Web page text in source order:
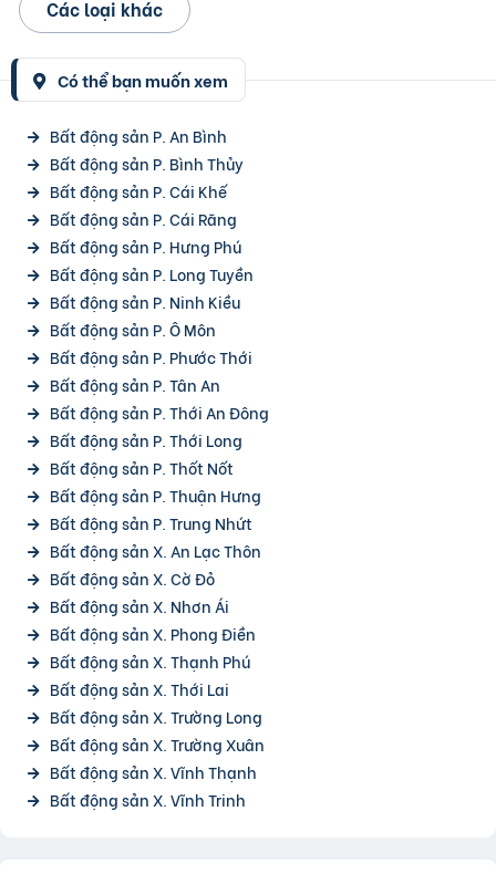
Các loại khác
Có thể bạn muốn xem
Bất động sản P. An Bình
Bất động sản P. Bình Thủy
Bất động sản P. Cái Khế
Bất động sản P. Cái Răng
Bất động sản P. Hưng Phú
Bất động sản P. Long Tuyền
Bất động sản P. Ninh Kiều
Bất động sản P. Ô Môn
Bất động sản P. Phước Thới
Bất động sản P. Tân An
Bất động sản P. Thới An Đông
Bất động sản P. Thới Long
Bất động sản P. Thốt Nốt
Bất động sản P. Thuận Hưng
Bất động sản P. Trung Nhứt
Bất động sản X. An Lạc Thôn
Bất động sản X. Cờ Đỏ
Bất động sản X. Nhơn Ái
Bất động sản X. Phong Điền
Bất động sản X. Thạnh Phú
Bất động sản X. Thới Lai
Bất động sản X. Trường Long
Bất động sản X. Trường Xuân
Bất động sản X. Vĩnh Thạnh
Bất động sản X. Vĩnh Trinh